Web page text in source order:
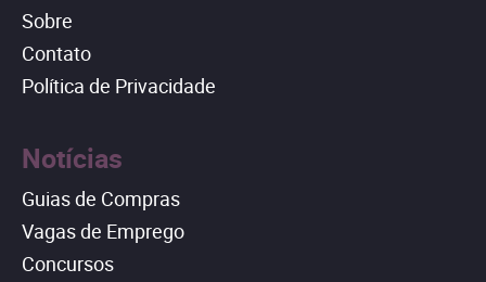
Sobre
Contato
Política de Privacidade
Notícias
Guias de Compras
Vagas de Emprego
Concursos